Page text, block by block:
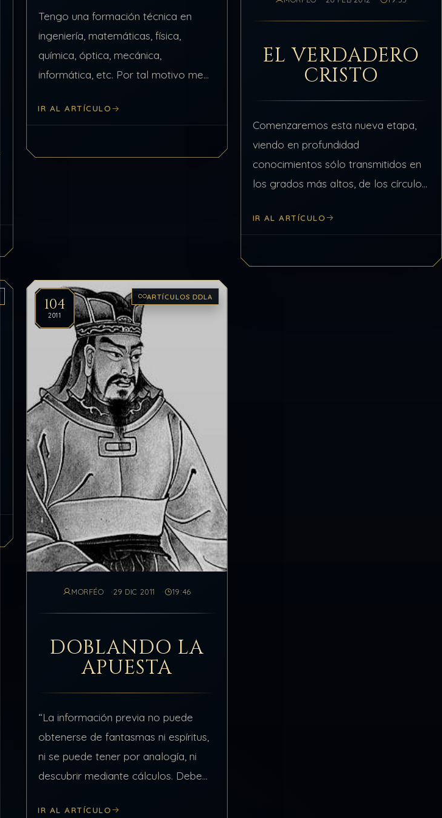
Tengo una formación técnica en
ingeniería, matemáticas, física,
química, óptica, mecánica,
informática, etc. Por tal motivo me
como analogías representativas de
IR AL ARTÍCULO
EL VERDADERO
CRISTO
Comenzaremos esta nueva etapa,
viendo en profundidad
conocimientos sólo transmitidos en
los grados más altos, de los círculos
esotéricas, o sea a partir del grado
IR AL ARTÍCULO
104
2011
ARTÍCULOS DDLA
MORFÉO 29 DIC 2011 19:46
DOBLANDO LA
APUESTA
“La información previa no puede
obtenerse de fantasmas ni espíritus,
ni se puede tener por analogía, ni
descubrir mediante cálculos. Debe
que conozcan la situación del
IR AL ARTÍCULO